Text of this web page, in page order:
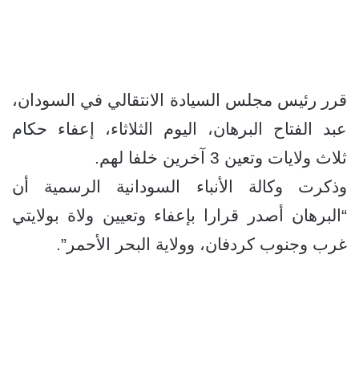
قرر رئيس مجلس السيادة الانتقالي في السودان،
عبد الفتاح البرهان، اليوم الثلاثاء، إعفاء حكام
ثلاث ولايات وتعين 3 آخرين خلفا لهم.
وذكرت وكالة الأنباء السودانية الرسمية أن
“البرهان أصدر قرارا بإعفاء وتعيين ولاة بولايتي
غرب وجنوب كردفان، وولاية البحر الأحمر”.